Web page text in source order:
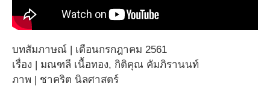
บทสัมภาษณ์ | เดือนกรกฎาคม 2561
เรื่อง | มณฑลี เนื้อทอง, กิติคุณ คัมภิรานนท์
ภาพ | ชาคริต นิลศาสตร์